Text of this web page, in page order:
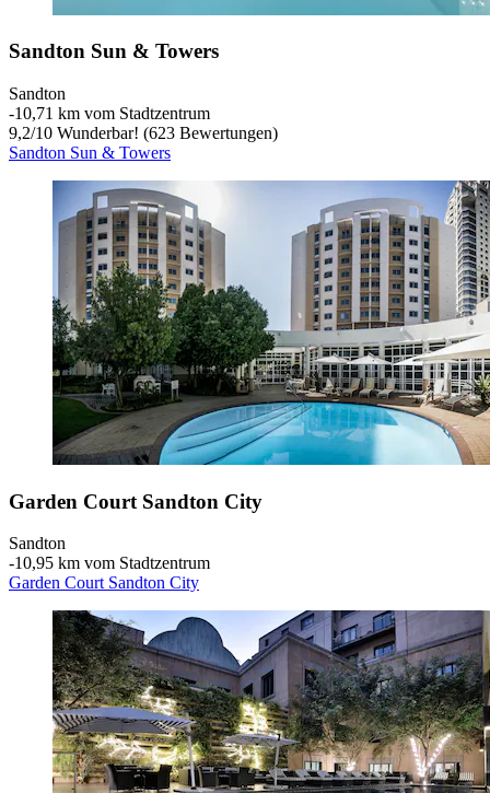
Sandton Sun & Towers
Sandton
‐10,71 km vom Stadtzentrum
9,2/10 Wunderbar! (623 Bewertungen)
Sandton Sun & Towers
Garden Court Sandton City
Sandton
‐10,95 km vom Stadtzentrum
Garden Court Sandton City